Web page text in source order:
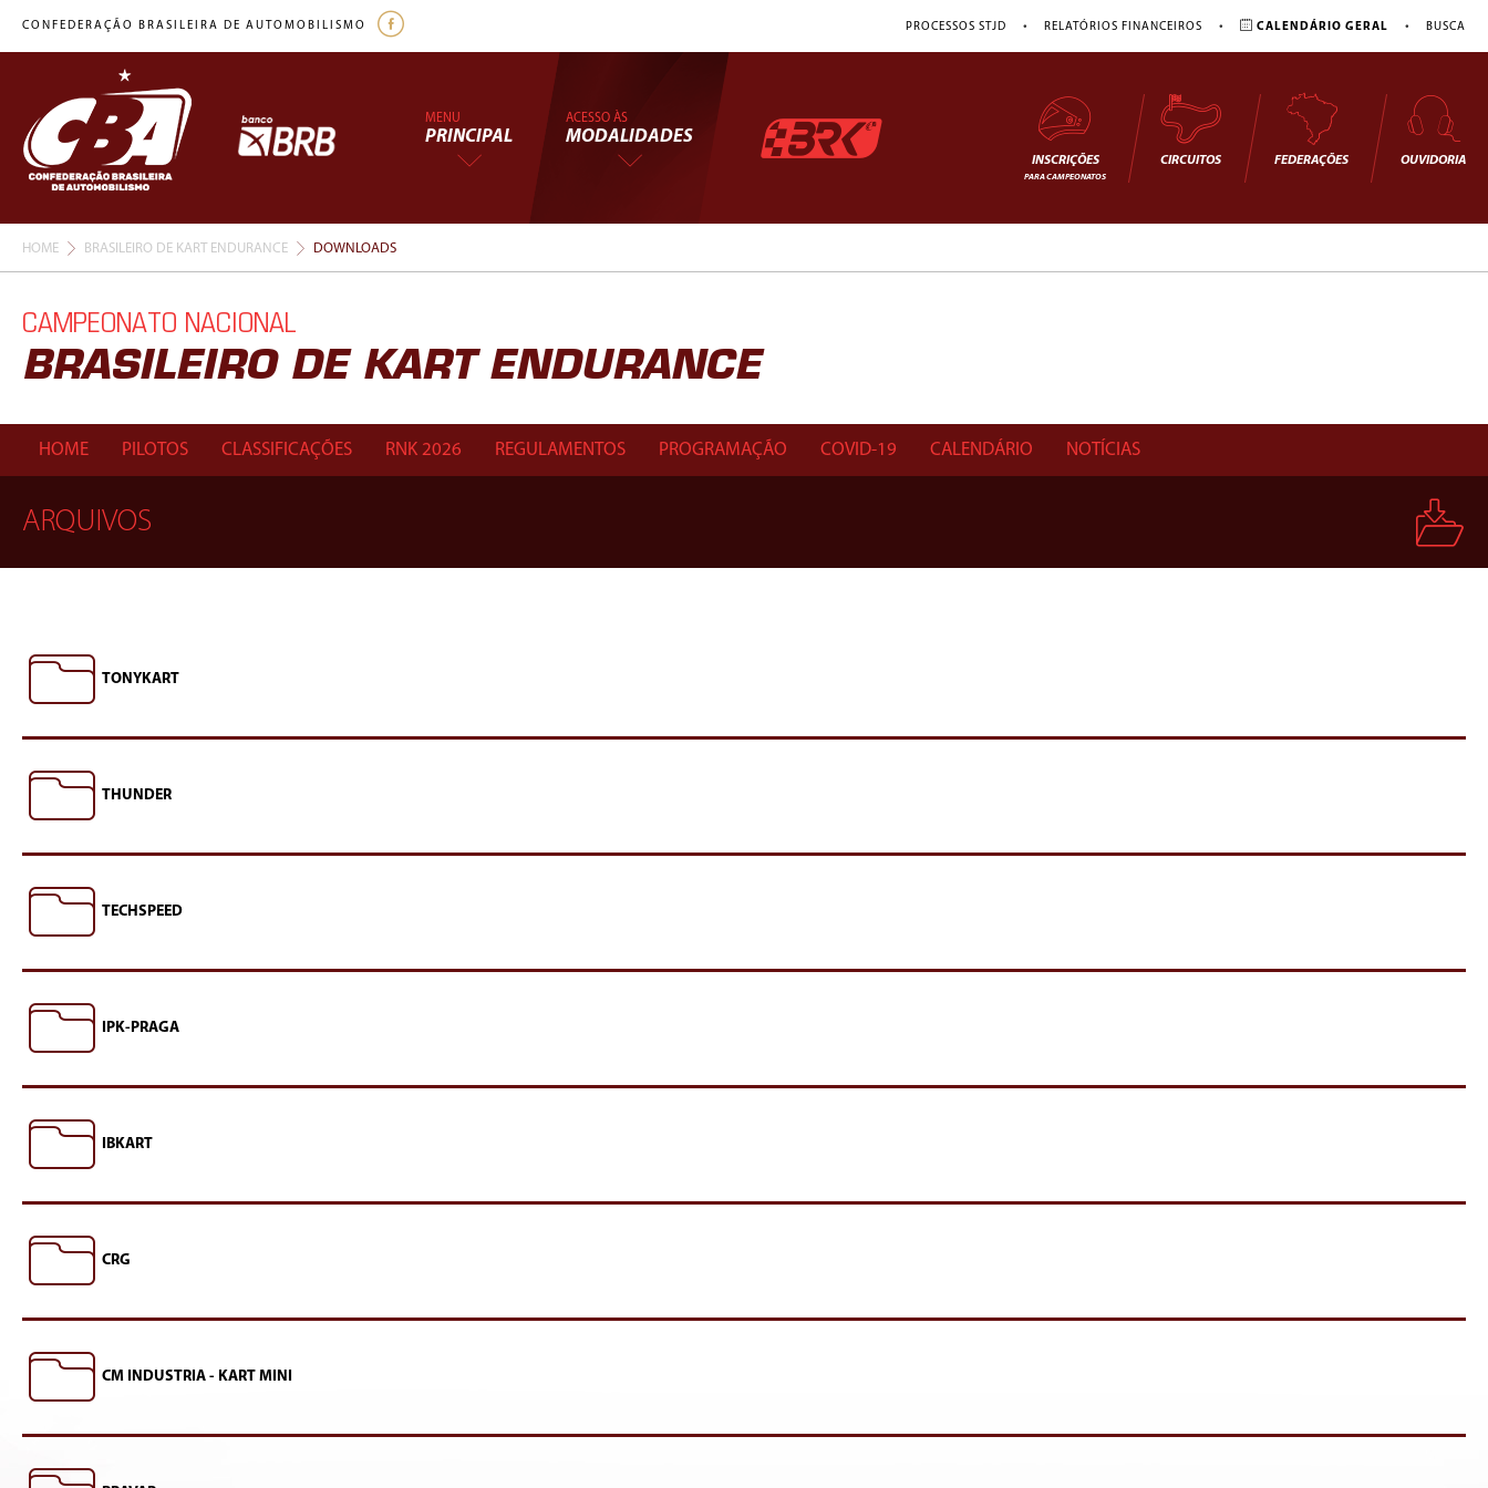
CONFEDERAÇÃO BRASILEIRA DE AUTOMOBILISMO PROCESSOS STJD • RELATÓRIOS FINANCEIROS • CALENDÁRIO GERAL • BUSCA
MENU
PRINCIPAL
ACESSO ÀS
MODALIDADES
INSCRIÇÕES
PARA CAMPEONATOS
CIRCUITOS FEDERAÇÕES OUVIDORIA
HOME BRASILEIRO DE KART ENDURANCE DOWNLOADS
CAMPEONATO NACIONAL
BRASILEIRO DE KART ENDURANCE
HOME PILOTOS CLASSIFICAÇÕES RNK 2026 REGULAMENTOS PROGRAMAÇÃO COVID-19 CALENDÁRIO NOTÍCIAS
ARQUIVOS
TONYKART
THUNDER
TECHSPEED
IPK-PRAGA
IBKART
CRG
CM INDUSTRIA - KART MINI